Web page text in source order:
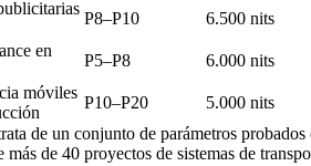
P8–P10
6.500 nits
en
P5–P8
6.000 nits
móviles
P10–P20
5.000 nits
de un conjunto de parámetros
más de 40 proyectos de sistemas de